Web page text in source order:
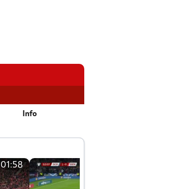
Info
01:58